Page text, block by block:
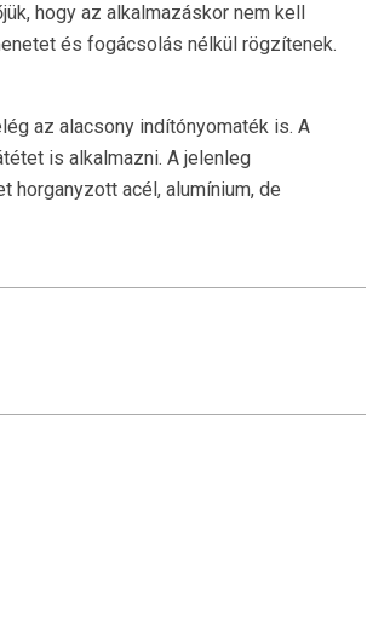
hogy az alkalmazáskor nem kell
és fogácsolás nélkül rögzítenek.
az alacsony indítónyomaték is. A
is alkalmazni. A jelenleg
horganyzott acél, alumínium, de